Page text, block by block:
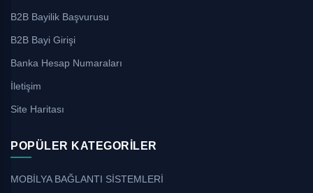
B2B Bayilik Başvurusu
B2B Bayi Girişi
Banka Hesap Numaraları
İletişim
Site Haritası
POPÜLER KATEGORILER
MOBİLYA BAĞLANTI SİSTEMLERİ